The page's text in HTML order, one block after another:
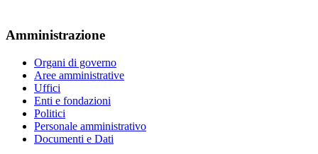
Amministrazione
Organi di governo
Aree amministrative
Uffici
Enti e fondazioni
Politici
Personale amministrativo
Documenti e Dati